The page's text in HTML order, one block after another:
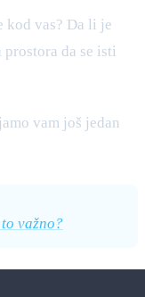
kod vas? Da li je
da se isti
vam još jedan
važno?